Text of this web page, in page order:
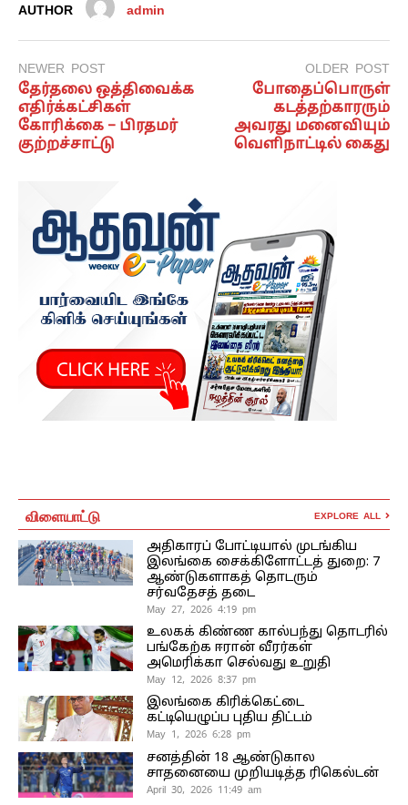
AUTHOR admin
NEWER POST
தேர்தலை ஒத்திவைக்க
எதிர்க்கட்சிகள்
கோரிக்கை – பிரதமர்
குற்றச்சாட்டு
OLDER POST
போதைப்பொருள்
கடத்தற்காரரும்
அவரது மனைவியும்
வெளிநாட்டில் கைது
விளையாட்டு EXPLORE ALL
அதிகாரப் போட்டியால் முடங்கிய
இலங்கை சைக்கிளோட்டத் துறை: 7
ஆண்டுகளாகத் தொடரும்
சர்வதேசத் தடை
May 27, 2026 4:19 pm
உலகக் கிண்ண கால்பந்து தொடரில்
பங்கேற்க ஈரான் வீரர்கள்
அமெரிக்கா செல்வது உறுதி
May 12, 2026 8:37 pm
இலங்கை கிரிக்கெட்டை
கட்டியெழுப்ப புதிய திட்டம்
May 1, 2026 6:28 pm
சனத்தின் 18 ஆண்டுகால
சாதனையை முறியடித்த ரிகெல்டன்
April 30, 2026 11:49 am